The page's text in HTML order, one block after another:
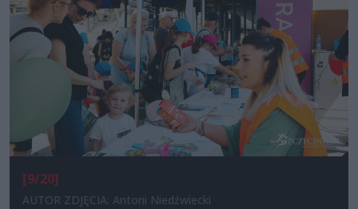
[9/20]
AUTOR ZDJĘCIA: Antoni Niedźwiecki